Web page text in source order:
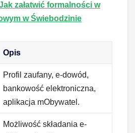
załatwić formalności w
w Świebodzinie
Opis
Profil zaufany, e-dowód,
bankowość elektroniczna,
aplikacja mObywatel.
Możliwość składania e-